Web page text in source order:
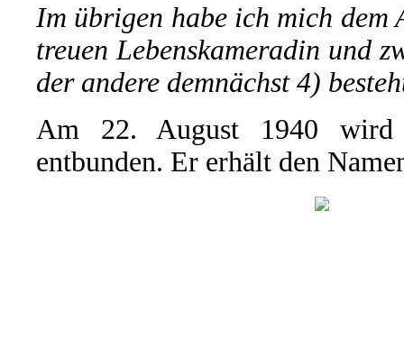
Im übrigen habe ich mich
treuen Lebenskameradin und
der andere demnächst 4)
Am 22. August 1940
entbunden. Er erhält den